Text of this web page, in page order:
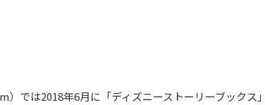
では2018年6月に「ディズニーストーリーブックス